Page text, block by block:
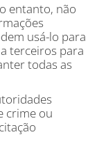
entanto, não
usá-lo para
terceiros para
todas as
crime ou